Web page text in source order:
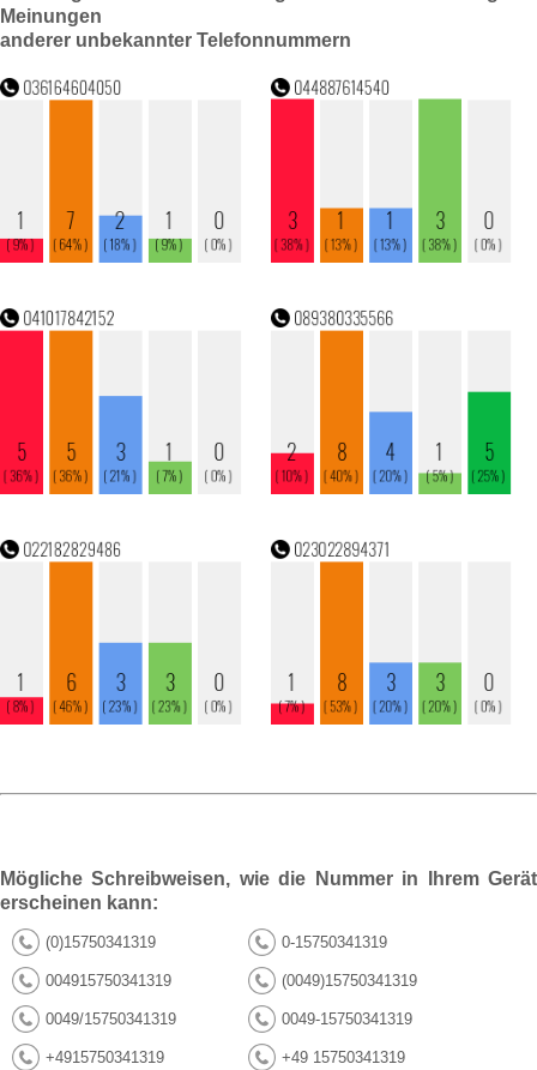
Meinungen
anderer unbekannter Telefonnummern
Mögliche Schreibweisen, wie die Nummer in Ihrem Gerät
erscheinen kann:
(0)15750341319 0-15750341319
004915750341319 (0049)15750341319
0049/15750341319 0049-15750341319
+4915750341319 +49 15750341319